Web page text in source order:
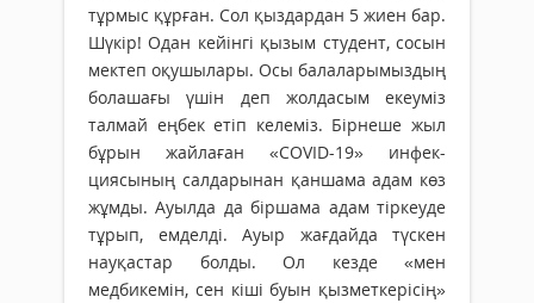
тұрмыс құрған. Сол қыздардан 5 жиен бар.
Шүкір! Одан кейінгі қызым студент, сосын
мектеп оқушылары. Осы балаларымыздың
болашағы үшін деп жолдасым екеуміз
талмай еңбек етіп келеміз. Бірнеше жыл
бұрын жайлаған «COVID-19» инфек­­
циясының салдарынан қан­­­шама адам көз
жұмды. Ауыл­да да біршама адам тіркеуде
тұрып, емделді. Ауыр жағдайда түскен
науқастар болды. Ол кезде «мен
медбикемін, сен кіші буын қызметкерісің»